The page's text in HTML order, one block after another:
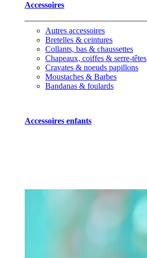
Accessoires
Autres accessoires
Bretelles & ceintures
Collants, bas & chaussettes
Chapeaux, coiffes & serre-têtes
Cravates & noeuds papillons
Moustaches & Barbes
Bandanas & foulards
Accessoires enfants